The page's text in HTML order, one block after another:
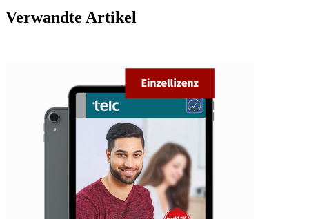
Verwandte Artikel